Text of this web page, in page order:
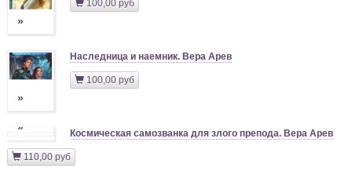
»
100,00 руб
»
Наследница и наемник. Вера Арев
100,00 руб
» Космическая самозванка для злого препода. Вера Арев
110,00 руб